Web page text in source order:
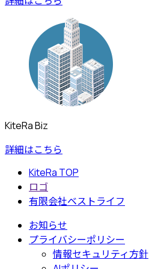
KiteRa Biz
詳細はこちら
KiteRa TOP
ロゴ
有限会社ベストライフ
お知らせ
プライバシーポリシー
情報セキュリティ方針